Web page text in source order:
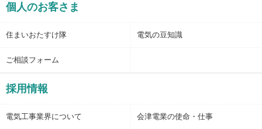
個人のお客さま
住まいおたすけ隊 電気の豆知識
ご相談フォーム
採用情報
電気工事業界について 会津電業の使命・仕事